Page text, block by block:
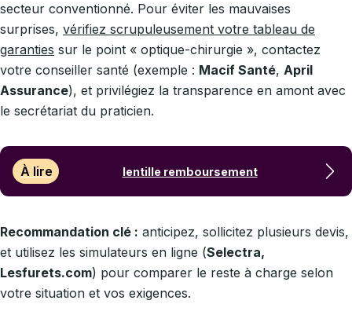
secteur conventionné. Pour éviter les mauvaises
surprises, vérifiez scrupuleusement votre tableau de
garanties sur le point « optique-chirurgie », contactez
votre conseiller santé (exemple : Macif Santé, April
Assurance), et privilégiez la transparence en amont avec
le secrétariat du praticien.
À lire lentille remboursement
Recommandation clé : anticipez, sollicitez plusieurs devis,
et utilisez les simulateurs en ligne (Selectra,
Lesfurets.com) pour comparer le reste à charge selon
votre situation et vos exigences.